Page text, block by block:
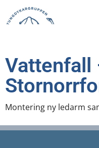
Vattenfall
Montering ny ledarm